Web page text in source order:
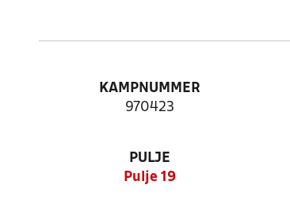
KAMPNUMMER
970423
PULJE
Pulje 19